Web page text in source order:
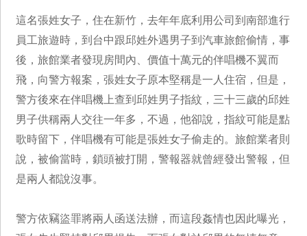
這名張姓女子，住在新竹，去年年底利用公司到南部進行
員工旅遊時，到台中跟邱姓外遇男子到汽車旅館偷情，事
後，旅館業者發現房間內、價值十萬元的伴唱機不翼而
飛，向警方報案，張姓女子原本堅稱是一人住宿，但是，
警方後來在伴唱機上查到邱姓男子指紋，三十三歲的邱姓
男子供稱兩人交往一年多，不過，他卻說，指紋可能是點
歌時留下，伴唱機有可能是張姓女子偷走的。旅館業者則
說，被偷當時，鎖頭被打開，警報器就曾經發出警報，但
是兩人都說沒事。
警方依竊盜罪將兩人函送法辦，而這段姦情也因此曝光，